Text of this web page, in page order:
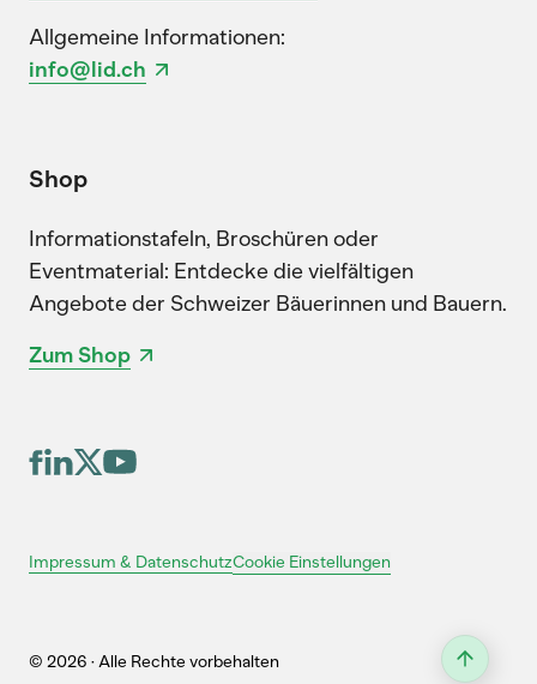
Allgemeine Informationen:
info@lid.ch
Shop
Informationstafeln, Broschüren oder
Eventmaterial: Entdecke die vielfältigen
Angebote der Schweizer Bäuerinnen und Bauern.
Zum Shop
Impressum & DatenschutzCookie Einstellungen
© 2026 · Alle Rechte vorbehalten